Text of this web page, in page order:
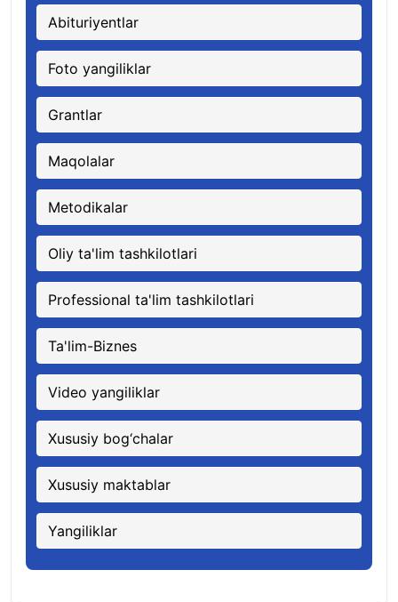
Abituriyentlar
Foto yangiliklar
Grantlar
Maqolalar
Metodikalar
Oliy ta'lim tashkilotlari
Professional ta'lim tashkilotlari
Ta'lim-Biznes
Video yangiliklar
Xususiy bog‘chalar
Xususiy maktablar
Yangiliklar